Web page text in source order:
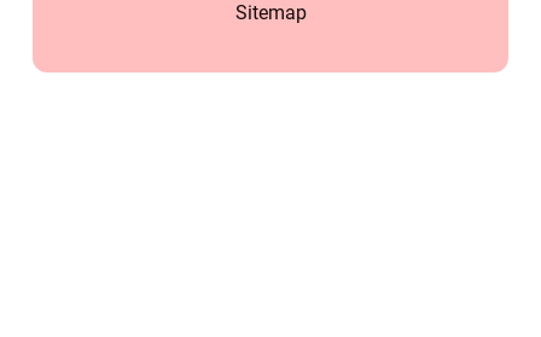
Sitemap